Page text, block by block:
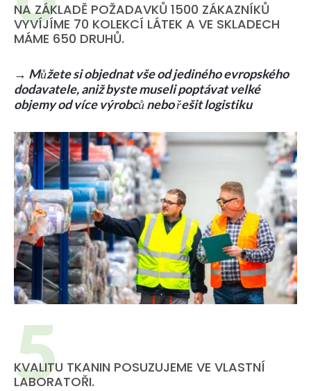
NA ZÁKLADĚ POŽADAVKŮ 1500 ZÁKAZNÍKŮ
VYVÍJÍME 70 KOLEKCÍ LÁTEK A VE SKLADECH
MÁME 650 DRUHŮ.
→ Můžete si objednat vše od jediného evropského
dodavatele, aniž byste museli poptávat velké
objemy od více výrobců nebo řešit logistiku
KVALITU TKANIN POSUZUJEME VE VLASTNÍ
LABORATOŘI.